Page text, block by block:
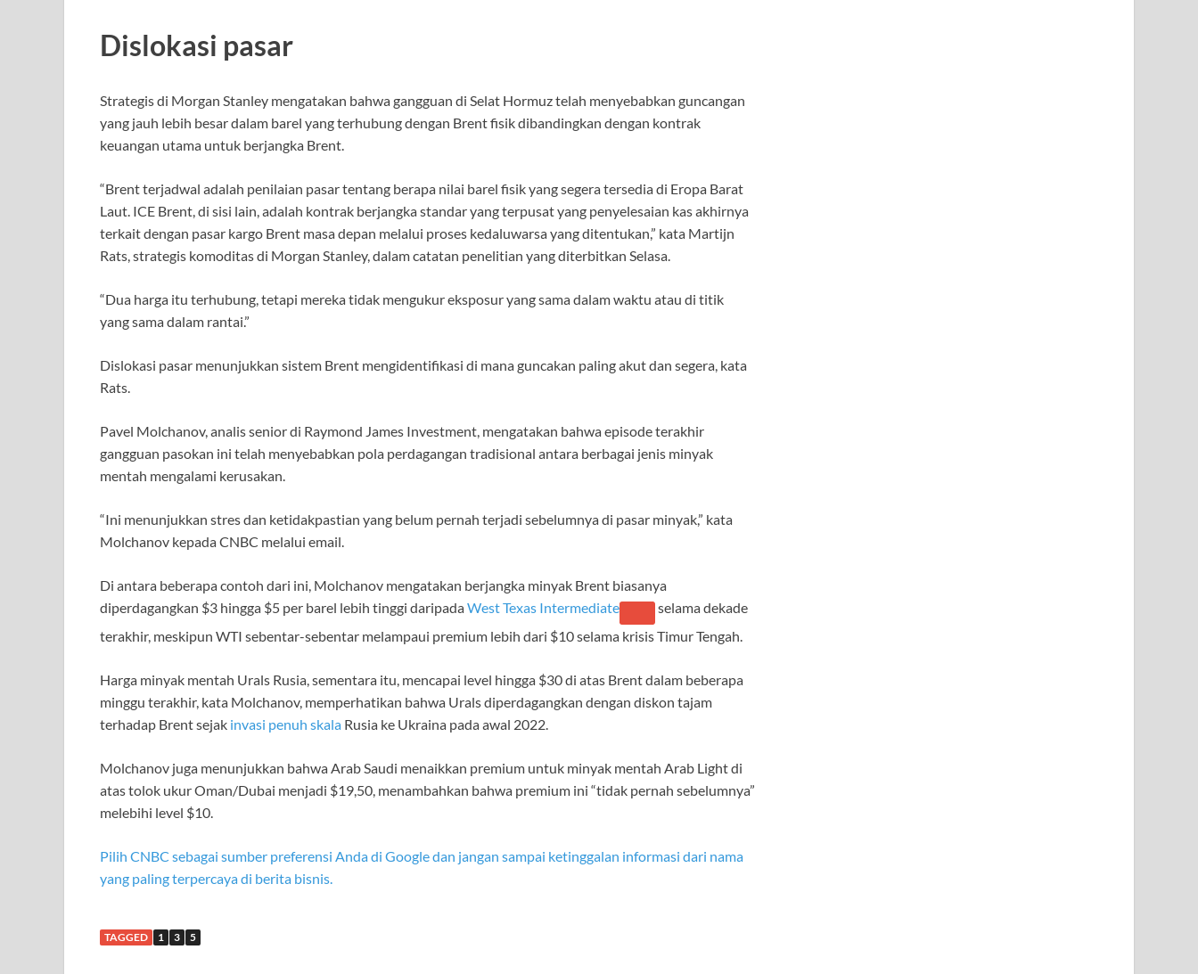
Dislokasi pasar
Strategis di Morgan Stanley mengatakan bahwa gangguan di Selat Hormuz telah menyebabkan guncangan
yang jauh lebih besar dalam barel yang terhubung dengan Brent fisik dibandingkan dengan kontrak
keuangan utama untuk berjangka Brent.
“Brent terjadwal adalah penilaian pasar tentang berapa nilai barel fisik yang segera tersedia di Eropa Barat
Laut. ICE Brent, di sisi lain, adalah kontrak berjangka standar yang terpusat yang penyelesaian kas akhirnya
terkait dengan pasar kargo Brent masa depan melalui proses kedaluwarsa yang ditentukan,” kata Martijn
Rats, strategis komoditas di Morgan Stanley, dalam catatan penelitian yang diterbitkan Selasa.
“Dua harga itu terhubung, tetapi mereka tidak mengukur eksposur yang sama dalam waktu atau di titik
yang sama dalam rantai.”
Dislokasi pasar menunjukkan sistem Brent mengidentifikasi di mana guncakan paling akut dan segera, kata
Rats.
Pavel Molchanov, analis senior di Raymond James Investment, mengatakan bahwa episode terakhir
gangguan pasokan ini telah menyebabkan pola perdagangan tradisional antara berbagai jenis minyak
mentah mengalami kerusakan.
“Ini menunjukkan stres dan ketidakpastian yang belum pernah terjadi sebelumnya di pasar minyak,” kata
Molchanov kepada CNBC melalui email.
Di antara beberapa contoh dari ini, Molchanov mengatakan berjangka minyak Brent biasanya
diperdagangkan $3 hingga $5 per barel lebih tinggi daripadaWest Texas Intermediate
selama dekade
terakhir, meskipun WTI sebentar-sebentar melampaui premium lebih dari $10 selama krisis Timur Tengah.
Harga minyak mentah Urals Rusia, sementara itu, mencapai level hingga $30 di atas Brent dalam beberapa
minggu terakhir, kata Molchanov, memperhatikan bahwa Urals diperdagangkan dengan diskon tajam
terhadap Brent sejak invasi penuh skala Rusia ke Ukraina pada awal 2022.
Molchanov juga menunjukkan bahwa Arab Saudi menaikkan premium untuk minyak mentah Arab Light di
atas tolok ukur Oman/Dubai menjadi $19,50, menambahkan bahwa premium ini “tidak pernah sebelumnya”
melebihi level $10.
Pilih CNBC sebagai sumber preferensi Anda di Google dan jangan sampai ketinggalan informasi dari nama
yang paling terpercaya di berita bisnis.
TAGGED 1 3 5